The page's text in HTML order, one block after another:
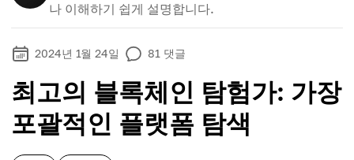
나 이해하기 쉽게 설명합니다.
2024년 1월 24일 81 댓글
최고의 블록체인 탐험가: 가장
포괄적인 플랫폼 탐색